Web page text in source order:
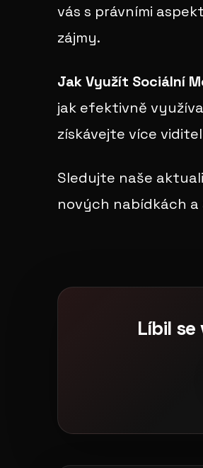
vás s právními
zájmy.
Jak Využít Sociální
jak efektivně
získávejte více
Sledujte naše
nových nabídkách a
Líbil